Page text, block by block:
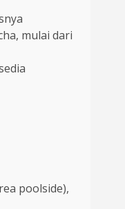
mulai dari
poolside),